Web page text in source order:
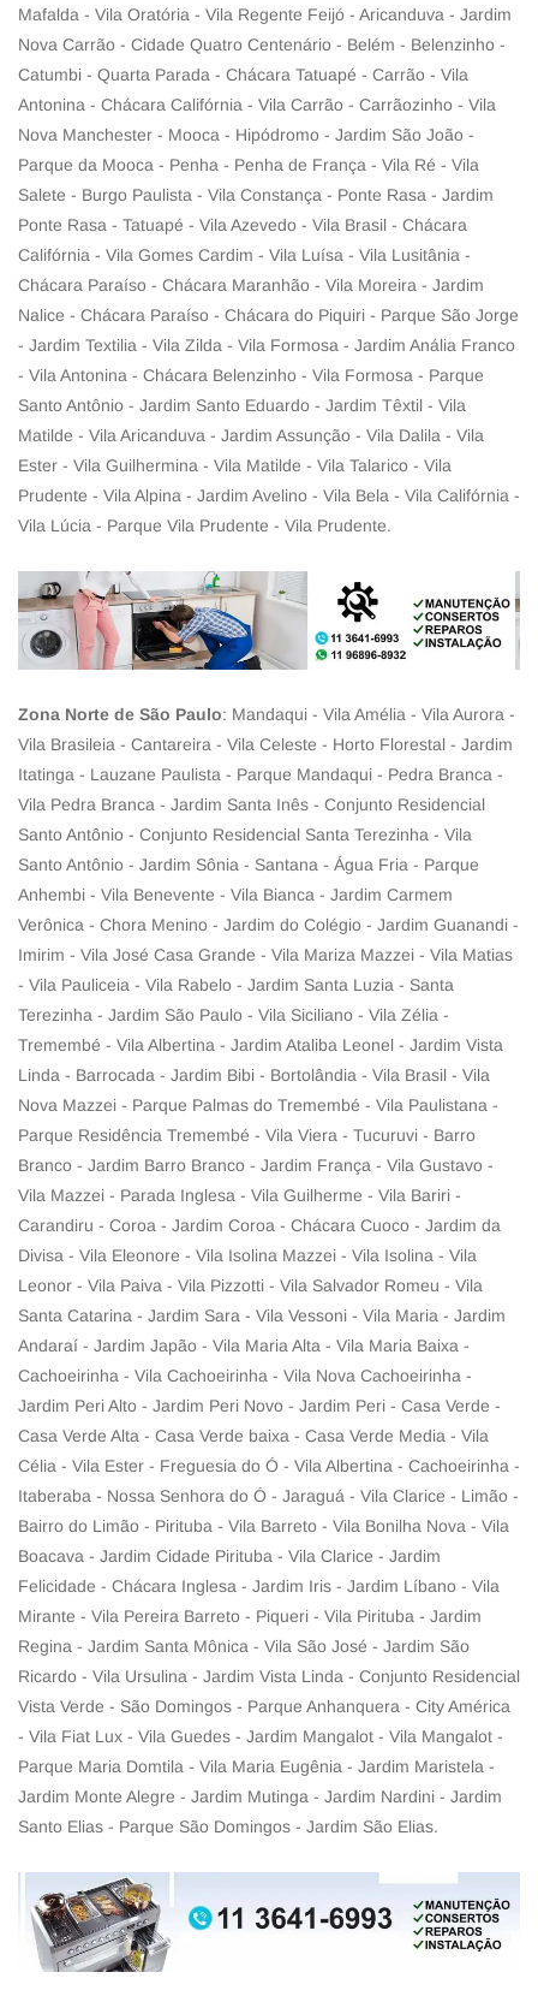
Mafalda - Vila Oratória - Vila Regente Feijó - Aricanduva - Jardim
Nova Carrão - Cidade Quatro Centenário - Belém - Belenzinho -
Catumbi - Quarta Parada - Chácara Tatuapé - Carrão - Vila
Antonina - Chácara Califórnia - Vila Carrão - Carrãozinho - Vila
Nova Manchester - Mooca - Hipódromo - Jardim São João -
Parque da Mooca - Penha - Penha de França - Vila Ré - Vila
Salete - Burgo Paulista - Vila Constança - Ponte Rasa - Jardim
Ponte Rasa - Tatuapé - Vila Azevedo - Vila Brasil - Chácara
Califórnia - Vila Gomes Cardim - Vila Luísa - Vila Lusitânia -
Chácara Paraíso - Chácara Maranhão - Vila Moreira - Jardim
Nalice - Chácara Paraíso - Chácara do Piquiri - Parque São Jorge
- Jardim Textilia - Vila Zilda - Vila Formosa - Jardim Anália Franco
- Vila Antonina - Chácara Belenzinho - Vila Formosa - Parque
Santo Antônio - Jardim Santo Eduardo - Jardim Têxtil - Vila
Matilde - Vila Aricanduva - Jardim Assunção - Vila Dalila - Vila
Ester - Vila Guilhermina - Vila Matilde - Vila Talarico - Vila
Prudente - Vila Alpina - Jardim Avelino - Vila Bela - Vila Califórnia -
Vila Lúcia - Parque Vila Prudente - Vila Prudente.
Zona Norte de São Paulo: Mandaqui - Vila Amélia - Vila Aurora -
Vila Brasileia - Cantareira - Vila Celeste - Horto Florestal - Jardim
Itatinga - Lauzane Paulista - Parque Mandaqui - Pedra Branca -
Vila Pedra Branca - Jardim Santa Inês - Conjunto Residencial
Santo Antônio - Conjunto Residencial Santa Terezinha - Vila
Santo Antônio - Jardim Sônia - Santana - Água Fria - Parque
Anhembi - Vila Benevente - Vila Bianca - Jardim Carmem
Verônica - Chora Menino - Jardim do Colégio - Jardim Guanandi -
Imirim - Vila José Casa Grande - Vila Mariza Mazzei - Vila Matias
- Vila Pauliceia - Vila Rabelo - Jardim Santa Luzia - Santa
Terezinha - Jardim São Paulo - Vila Siciliano - Vila Zélia -
Tremembé - Vila Albertina - Jardim Ataliba Leonel - Jardim Vista
Linda - Barrocada - Jardim Bibi - Bortolândia - Vila Brasil - Vila
Nova Mazzei - Parque Palmas do Tremembé - Vila Paulistana -
Parque Residência Tremembé - Vila Viera - Tucuruvi - Barro
Branco - Jardim Barro Branco - Jardim França - Vila Gustavo -
Vila Mazzei - Parada Inglesa - Vila Guilherme - Vila Bariri -
Carandiru - Coroa - Jardim Coroa - Chácara Cuoco - Jardim da
Divisa - Vila Eleonore - Vila Isolina Mazzei - Vila Isolina - Vila
Leonor - Vila Paiva - Vila Pizzotti - Vila Salvador Romeu - Vila
Santa Catarina - Jardim Sara - Vila Vessoni - Vila Maria - Jardim
Andaraí - Jardim Japão - Vila Maria Alta - Vila Maria Baixa -
Cachoeirinha - Vila Cachoeirinha - Vila Nova Cachoeirinha -
Jardim Peri Alto - Jardim Peri Novo - Jardim Peri - Casa Verde -
Casa Verde Alta - Casa Verde baixa - Casa Verde Media - Vila
Célia - Vila Ester - Freguesia do Ó - Vila Albertina - Cachoeirinha -
Itaberaba - Nossa Senhora do Ó - Jaraguá - Vila Clarice - Limão -
Bairro do Limão - Pirituba - Vila Barreto - Vila Bonilha Nova - Vila
Boacava - Jardim Cidade Pirituba - Vila Clarice - Jardim
Felicidade - Chácara Inglesa - Jardim Iris - Jardim Líbano - Vila
Mirante - Vila Pereira Barreto - Piqueri - Vila Pirituba - Jardim
Regina - Jardim Santa Mônica - Vila São José - Jardim São
Ricardo - Vila Ursulina - Jardim Vista Linda - Conjunto Residencial
Vista Verde - São Domingos - Parque Anhanquera - City América
- Vila Fiat Lux - Vila Guedes - Jardim Mangalot - Vila Mangalot -
Parque Maria Domtila - Vila Maria Eugênia - Jardim Maristela -
Jardim Monte Alegre - Jardim Mutinga - Jardim Nardini - Jardim
Santo Elias - Parque São Domingos - Jardim São Elias.